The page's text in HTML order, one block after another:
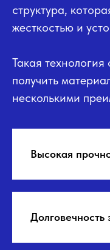
структура,
жесткостью и
Такая
получить
несколькими
Высокая
Долговечность